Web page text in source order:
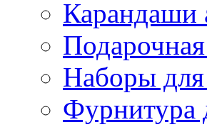
Карандаши
Наборы
Фурнитура